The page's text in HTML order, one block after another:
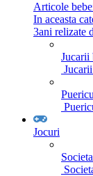
Articole
In aceasta
3ani relizate
Jucarii
Jocuri